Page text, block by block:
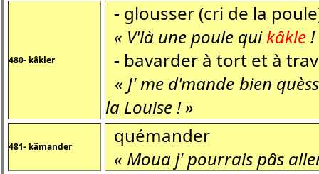
480- kâkler
- glousser (cri de la
« V'là une poule quikâkle!
- bavarder à tort et à
« J' me d'mande bien
la Louise ! »
481- kâmander
quémander
« Moua j' pourrais pâs